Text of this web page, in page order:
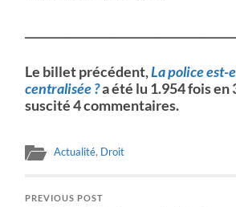
Le billet précédent,La police est-
centralisée ?a été lu 1.954 fois en
suscité 4 commentaires.
Actualité, Droit
PREVIOUS POST